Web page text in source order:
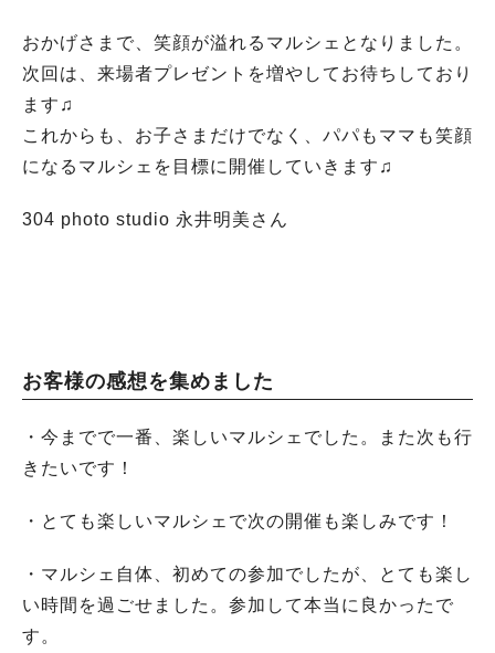
おかげさまで、笑顔が溢れるマルシェとなりました。
次回は、来場者プレゼントを増やしてお待ちしており
ます♫
これからも、お子さまだけでなく、パパもママも笑顔
になるマルシェを目標に開催していきます♫
304 photo studio 永井明美さん
お客様の感想を集めました
・今までで一番、楽しいマルシェでした。また次も行
きたいです！
・とても楽しいマルシェで次の開催も楽しみです！
・マルシェ自体、初めての参加でしたが、とても楽し
い時間を過ごせました。参加して本当に良かったで
す。